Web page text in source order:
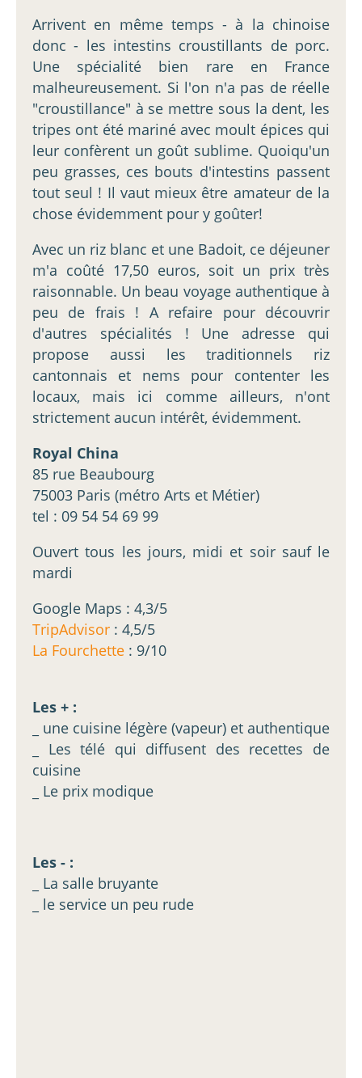
Arrivent en même temps - à la chinoise
donc - les intestins croustillants de porc.
Une spécialité bien rare en France
malheureusement. Si l'on n'a pas de réelle
"croustillance" à se mettre sous la dent, les
tripes ont été mariné avec moult épices qui
leur confèrent un goût sublime. Quoiqu'un
peu grasses, ces bouts d'intestins passent
tout seul ! Il vaut mieux être amateur de la
chose évidemment pour y goûter!
Avec un riz blanc et une Badoit, ce déjeuner
m'a coûté 17,50 euros, soit un prix très
raisonnable. Un beau voyage authentique à
peu de frais ! A refaire pour découvrir
d'autres spécialités ! Une adresse qui
propose aussi les traditionnels riz
cantonnais et nems pour contenter les
locaux, mais ici comme ailleurs, n'ont
strictement aucun intérêt, évidemment.
Royal China
85 rue Beaubourg
75003 Paris (métro Arts et Métier)
tel : 09 54 54 69 99
Ouvert tous les jours, midi et soir sauf le
mardi
Google Maps : 4,3/5
TripAdvisor : 4,5/5
La Fourchette : 9/10
Les + :
_ une cuisine légère (vapeur) et authentique
_ Les télé qui diffusent des recettes de
cuisine
_ Le prix modique
Les - :
_ La salle bruyante
_ le service un peu rude